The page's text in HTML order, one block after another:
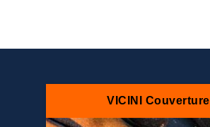
VICINI Couverture